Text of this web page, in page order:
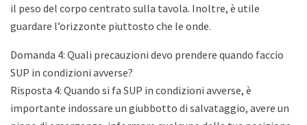
il peso del corpo centrato sulla tavola. Inoltre, è utile
guardare l’orizzonte piuttosto che le onde.
Domanda 4: Quali precauzioni devo prendere quando faccio
SUP in condizioni avverse?
Risposta 4: Quando si fa SUP in condizioni avverse, è
importante indossare un giubbotto di salvataggio, avere un